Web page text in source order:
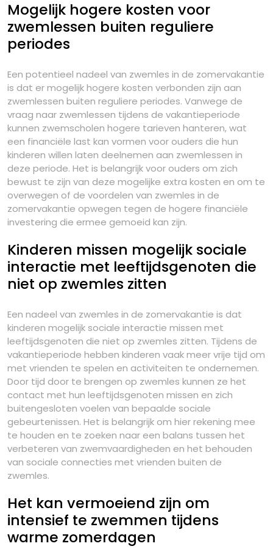
Mogelijk hogere kosten voor
zwemlessen buiten reguliere
periodes
Een potentieel nadeel van zwemles in de zomervakantie
is dat er mogelijk hogere kosten verbonden zijn aan
zwemlessen buiten reguliere periodes. Vanwege de
vraag naar zwemlessen tijdens de vakantieperiode
kunnen zwemscholen hogere tarieven hanteren, wat
een financiële last kan vormen voor ouders die hun
kinderen willen laten deelnemen aan zwemlessen in
deze periode. Het is belangrijk voor ouders om zich
bewust te zijn van deze mogelijke extra kosten en om te
overwegen of de voordelen van zwemles in de
zomervakantie opwegen tegen de hogere financiële
investering die ermee gemoeid kan zijn.
Kinderen missen mogelijk sociale
interactie met leeftijdsgenoten die
niet op zwemles zitten
Een nadeel van zwemles in de zomervakantie is dat
kinderen mogelijk sociale interactie missen met
leeftijdsgenoten die niet op zwemles zitten. Tijdens de
vakantieperiode hebben kinderen vaak meer vrije tijd om
met vrienden te spelen en activiteiten te ondernemen.
Door tijd door te brengen op zwemles kunnen ze het
contact met hun leeftijdsgenoten missen en zich
buitengesloten voelen van bepaalde sociale
gebeurtenissen. Het is belangrijk om hier rekening mee
te houden en te zoeken naar een balans tussen het
verbeteren van zwemvaardigheden en het behouden
van sociale connecties met vrienden buiten de
zwemles.
Het kan vermoeiend zijn om
intensief te zwemmen tijdens
warme zomerdagen